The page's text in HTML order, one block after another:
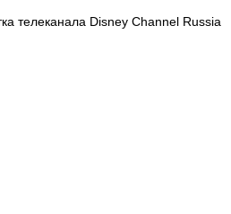
телеканала Disney Channel Russia